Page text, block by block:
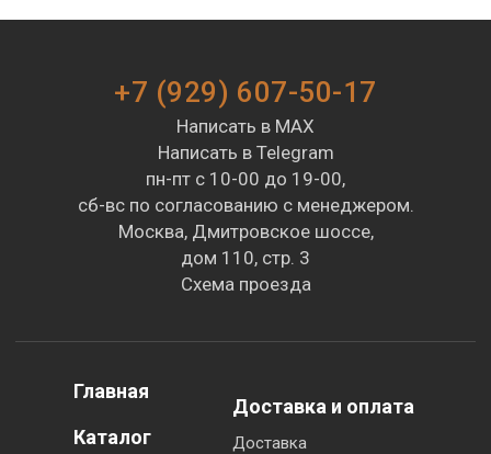
+7 (929) 607-50-17
Написать в MAX
Написать в Telegram
пн-пт с 10-00 до 19-00,
сб-вс по согласованию с менеджером.
Москва, Дмитровское шоссе,
дом 110, стр. 3
Схема проезда
Главная
Каталог
Доставка и оплата
Доставка